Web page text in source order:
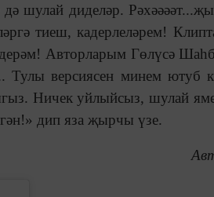
шулай диделәр.
тиеш, кадерлеләрем!
Авторларым Гөлүсә
Тулы версиясен минем ютуб
Ничек уйлыйсыз, шулай
дип яза җырчы үзе.